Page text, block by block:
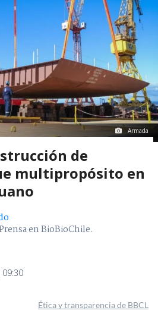
Armada
de
multipropósito en
en BioBioChile.
Ética y transparencia de BBCL